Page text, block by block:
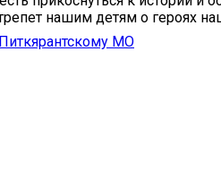
нашим детям о героях
МО